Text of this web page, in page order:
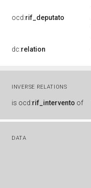
ocd:rif_deputato
dc:relation
INVERSE RELATIONS
is ocd:rif_intervento of
DATA